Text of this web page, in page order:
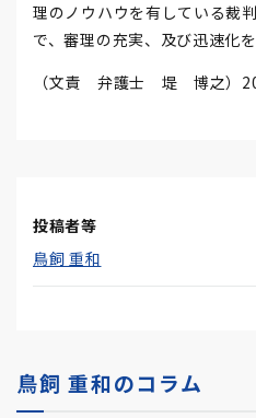
理のノウハウを有している裁
で、審理の充実、及び迅速化
（文責 弁護士 堤 博之）
投稿者等
鳥飼 重和
鳥飼 重和のコラム